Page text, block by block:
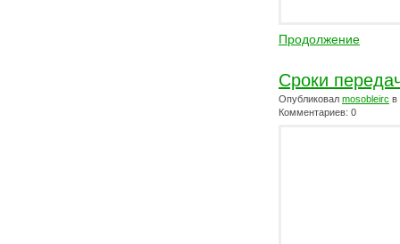
Продолжение
Сроки
Опубликовал mosobleirc в
Комментариев: 0